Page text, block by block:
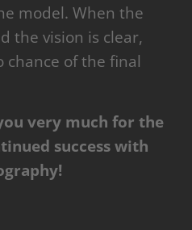
model. When the
the vision is clear,
chance of the final
very much for the
success with